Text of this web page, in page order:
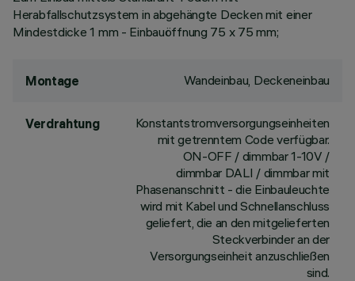
Herabfallschutzsystem in abgehängte Decken mit einer
Mindestdicke 1 mm - Einbauöffnung 75 x 75 mm;
Montage Wandeinbau, Deckeneinbau
Verdrahtung
Konstantstromversorgungseinheiten
mit getrenntem Code verfügbar.
ON-OFF / dimmbar 1-10V /
dimmbar DALI / dimmbar mit
Phasenanschnitt - die Einbauleuchte
wird mit Kabel und Schnellanschluss
geliefert, die an den mitgelieferten
Steckverbinder an der
Versorgungseinheit anzuschließen
sind.